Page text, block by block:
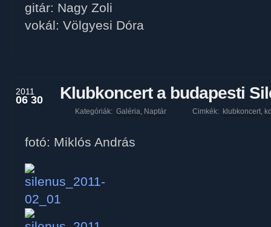
gitár: Nagy Zoli
vokál: Völgyesi Dóra
2011
06 30 Klubkoncert a budapesti
Kategóriák: Galéria, Naptár Cimkék: klubkoncert,
fotó: Miklós András